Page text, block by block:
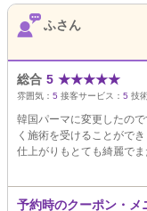
ふさん
総合 5 ★★★★★
雰囲気： 5 接客サービス： 5 技
韓国パーマに変更したの
く施術を受けることができ
仕上がりもとても綺麗で
予約時のクーポン・メ